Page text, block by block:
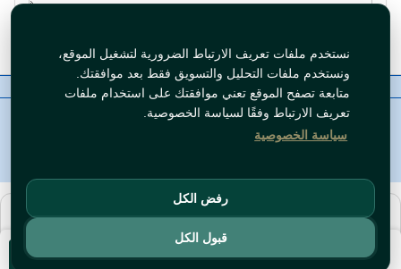
نستخدم ملفات تعريف الارتباط الضرورية لتشغيل الموقع،
ونستخدم ملفات التحليل والتسويق فقط بعد موافقتك.
متابعة تصفح الموقع تعني موافقتك على استخدام ملفات
تعريف الارتباط وفقًا لسياسة الخصوصية.
سياسة الخصوصية
رفض الكل
قبول الكل
أضف للسلة
معلومات عنا رقم الاتصال سياسات
ال WhatsApp
حقوق النشر©Tawfeer 2018-2026
هذا متجر جملة. الأسعار وميزات الشراء متاحة فقط للحساباتالمسجّلة
والمفعّلة
سجّل دخولأوافتح حساب.